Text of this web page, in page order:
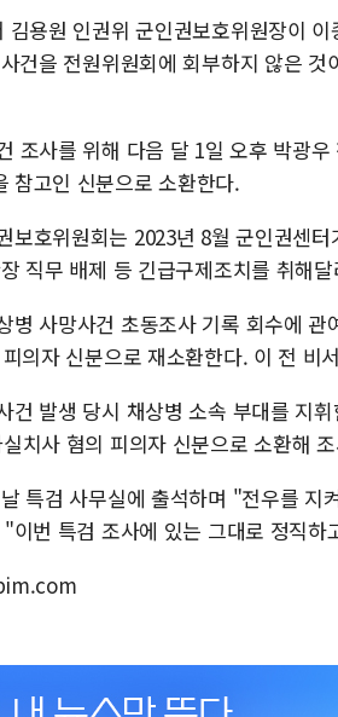
김용원 인권위 군인권보호위원장이
건을 전원위원회에 회부하지 않은
조사를 위해 다음 달 1일 오후 박광
참고인 신분으로 소환한다.
보호위원회는 2023년 8월 군인권센
직무 배제 등 긴급구제조치를 취해
병 사망사건 초동조사 기록 회수에
의자 신분으로 재소환한다. 이 전 비
건 발생 당시 채상병 소속 부대를 지
치사 혐의 피의자 신분으로 소환해
특검 사무실에 출석하며 "전우를 지
이번 특검 조사에 있는 그대로 정직